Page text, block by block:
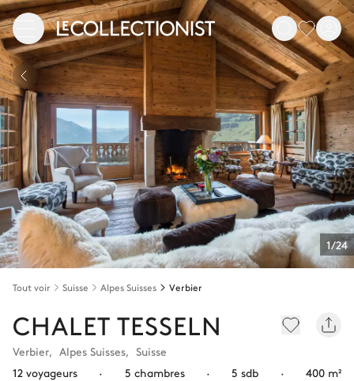
1/24
Tout voir Suisse Alpes Suisses Verbier
CHALET TESSELN
Verbier, Alpes Suisses, Suisse
12 voyageurs
· 5 chambres · 5 sdb · 400 m²